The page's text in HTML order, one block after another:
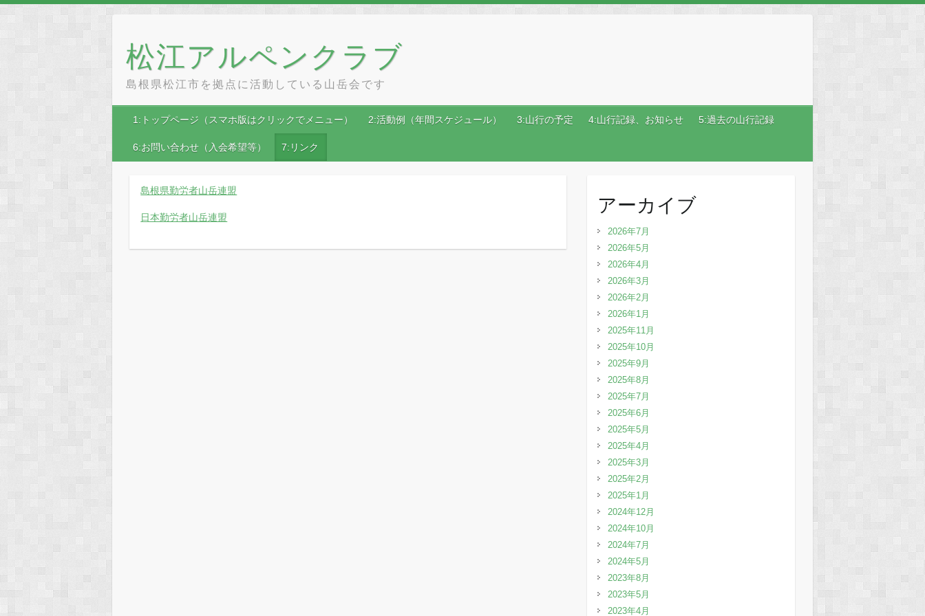
content
松江アルペンクラブ
島根県松江市を拠点に活動している山岳会です
1:トップページ（スマホ版はクリックでメニュー） 2:活動例（年間スケジュール） 3:山行の予定 4:山行記録、お知らせ 5:過去の山行記録
6:お問い合わせ（入会希望等） 7:リンク
島根県勤労者山岳連盟
日本勤労者山岳連盟
アーカイブ
2026年7月
2026年5月
2026年4月
2026年3月
2026年2月
2026年1月
2025年11月
2025年10月
2025年9月
2025年8月
2025年7月
2025年6月
2025年5月
2025年4月
2025年3月
2025年2月
2025年1月
2024年12月
2024年10月
2024年7月
2024年5月
2023年8月
2023年5月
2023年4月